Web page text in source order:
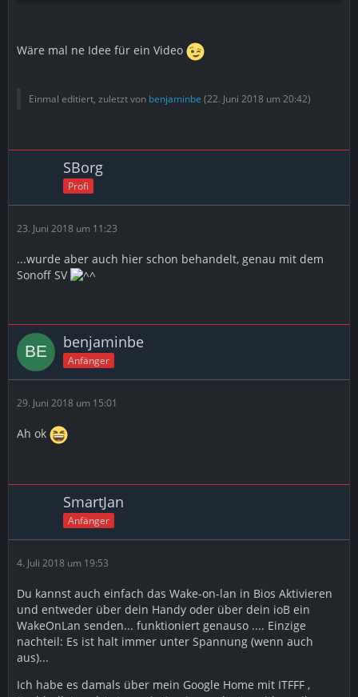
Wäre mal ne Idee für ein Video
Einmal editiert, zuletzt von benjaminbe (22. Juni 2018 um 20:42)
SBorg
Profi
23. Juni 2018 um 11:23
...wurde aber auch hier schon behandelt, genau mit dem
Sonoff SV
benjaminbe
Anfänger
29. Juni 2018 um 15:01
Ah ok
SmartJan
Anfänger
4. Juli 2018 um 19:53
Du kannst auch einfach das Wake-on-lan in Bios Aktivieren
und entweder über dein Handy oder über dein ioB ein
WakeOnLan senden... funktioniert genauso .... Einzige
nachteil: Es ist halt immer unter Spannung (wenn auch
aus)...
Ich habe es damals über mein Google Home mit ITFFF ,